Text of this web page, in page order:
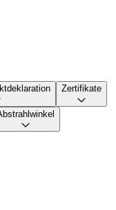
Zertifikate